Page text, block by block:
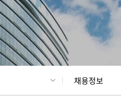
채용정보